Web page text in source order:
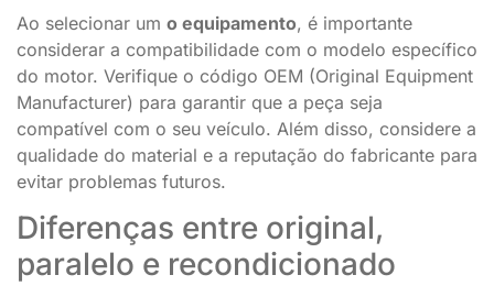
Ao selecionar um o equipamento, é importante
considerar a compatibilidade com o modelo específico
do motor. Verifique o código OEM (Original Equipment
Manufacturer) para garantir que a peça seja
compatível com o seu veículo. Além disso, considere a
qualidade do material e a reputação do fabricante para
evitar problemas futuros.
Diferenças entre original,
paralelo e recondicionado